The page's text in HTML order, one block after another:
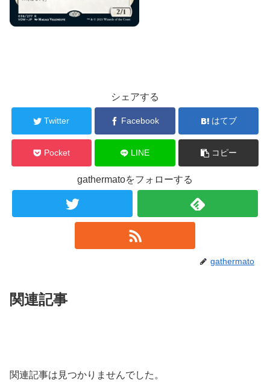
シェアする
Twitter Facebook はてブ
Pocket LINE コピー
gathermatoをフォローする
gathermato
関連記事
関連記事は見つかりませんでした。